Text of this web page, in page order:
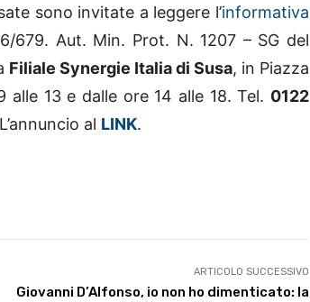
sono invitate a leggere l’informativa
679. Aut. Min. Prot. N. 1207 – SG del
Filiale Synergie Italia di Susa, in Piazza
13 e dalle ore 14 alle 18. Tel. 0122
al LINK.
ARTICOLO SUCCESSIVO
Giovanni D’Alfonso, io non ho dimenticato: la